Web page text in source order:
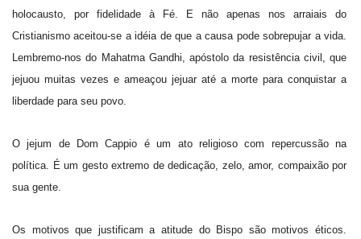
holocausto, por fidelidade à Fé. E não apenas nos arraiais do
Cristianismo aceitou-se a idéia de que a causa pode sobrepujar a vida.
Lembremo-nos do Mahatma Gandhi, apóstolo da resistência civil, que
jejuou muitas vezes e ameaçou jejuar até a morte para conquistar a
liberdade para seu povo.
O jejum de Dom Cappio é um ato religioso com repercussão na
política. É um gesto extremo de dedicação, zelo, amor, compaixão por
sua gente.
Os motivos que justificam a atitude do Bispo são motivos éticos.